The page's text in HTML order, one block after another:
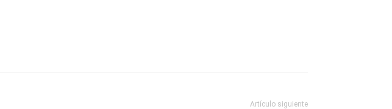
Artículo siguiente